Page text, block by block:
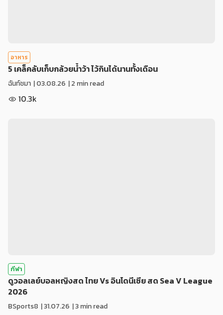
อาหาร
5 เคล็คลับเก็บกล้วยน้ำว้า ไว้กินได้นานทั้งเดือน
ฉันท์ชมา |03.08.26 | 2 min read
10.3k
กีฬา
ดูวอลเลย์บอลหญิงสด ไทย Vs อินโดนีเซีย สด Sea V League
2026
BSports8 |31.07.26 | 3 min read